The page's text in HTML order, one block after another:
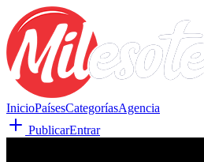
InicioPaísesCategoríasAgencia
PublicarEntrar